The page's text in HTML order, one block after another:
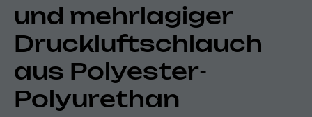
und mehrlagiger
Druckluftschlauch
aus Polyester-
Polyurethan